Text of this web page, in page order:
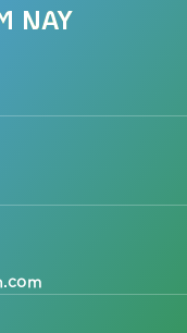
resort Mỹ tại trung
Vì sao các nhà đầu
NAY